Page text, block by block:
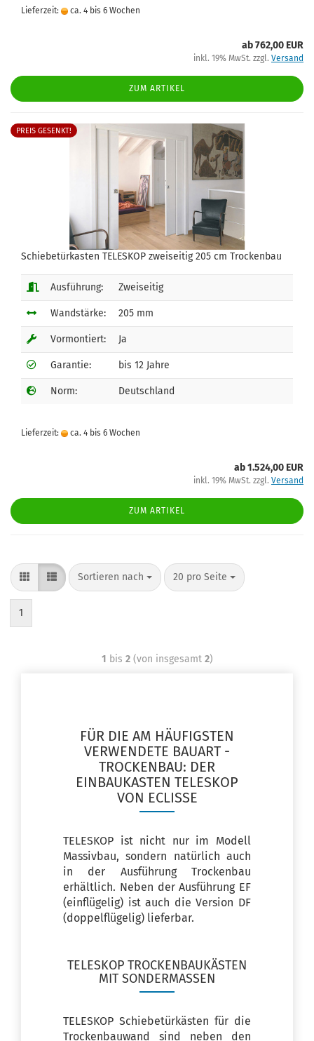
Lieferzeit: ca. 4 bis 6 Wochen
ab 762,00 EUR
inkl. 19% MwSt. zzgl. Versand
ZUM ARTIKEL
PREIS GESENKT!
Schiebetürkasten TELESKOP zweiseitig 205 cm Trockenbau
Ausführung: Zweiseitig
Wandstärke: 205 mm
Vormontiert: Ja
Garantie: bis 12 Jahre
Norm: Deutschland
Lieferzeit: ca. 4 bis 6 Wochen
ab 1.524,00 EUR
inkl. 19% MwSt. zzgl. Versand
ZUM ARTIKEL
Sortieren nach 20 pro Seite
1
1 bis 2(von insgesamt 2)
FÜR DIE AM HÄUFIGSTEN
VERWENDETE BAUART -
TROCKENBAU: DER
EINBAUKASTEN TELESKOP
VON ECLISSE
TELESKOP ist nicht nur im Modell
Massivbau, sondern natürlich auch
in der Ausführung Trockenbau
erhältlich. Neben der Ausführung EF
(einflügelig) ist auch die Version DF
(doppelflügelig) lieferbar.
TELESKOP TROCKENBAUKÄSTEN
MIT SONDERMASSEN
TELESKOP Schiebetürkästen für die
Trockenbauwand sind neben den